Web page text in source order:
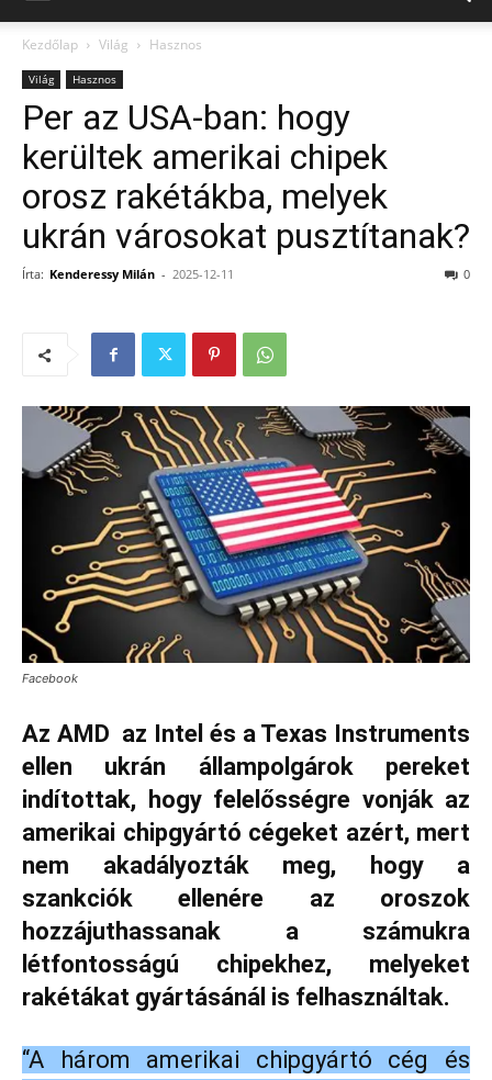
Kezdőlap Világ Hasznos
Világ Hasznos
Per az USA-ban: hogy
kerültek amerikai chipek
orosz rakétákba, melyek
ukrán városokat pusztítanak?
Írta: Kenderessy Milán - 2025-12-11 0
Facebook
Az AMD az Intel és a Texas Instruments
ellen ukrán állampolgárok pereket
indítottak, hogy felelősségre vonják az
amerikai chipgyártó cégeket azért, mert
nem akadályozták meg, hogy a
szankciók ellenére az oroszok
hozzájuthassanak a számukra
létfontosságú chipekhez, melyeket
rakétákat gyártásánál is felhasználtak.
“A három amerikai chipgyártó cég és